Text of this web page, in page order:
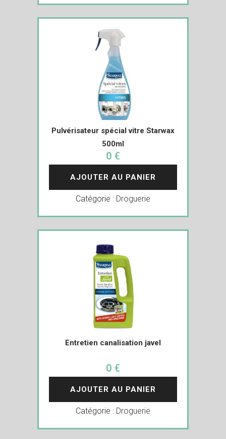
Pulvérisateur spécial vitre Starwax
500ml
0 €
AJOUTER AU PANIER
Catégorie : Droguerie
Entretien canalisation javel
0 €
AJOUTER AU PANIER
Catégorie : Droguerie